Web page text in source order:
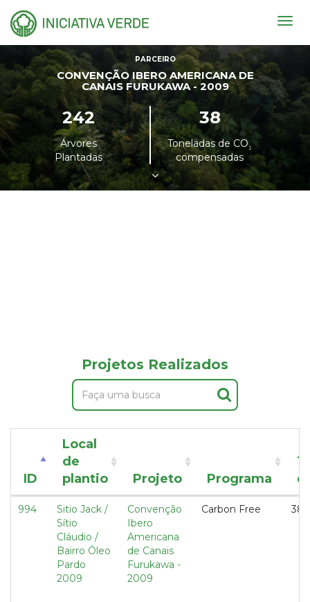
PARCEIRO
CONVENÇÃO IBERO AMERICANA DE
CANAIS FURUKAWA - 2009
242
Árvores
Plantadas
38
Toneladas de CO²
compensadas
Projetos Realizados
ID
Local
de
plantio
Projeto Programa
994
Sitio Jack /
Sítio
Cláudio /
Bairro Óleo
Pardo
2009
Convenção
Ibero
Americana
de Canais
Furukawa -
2009
Carbon Free